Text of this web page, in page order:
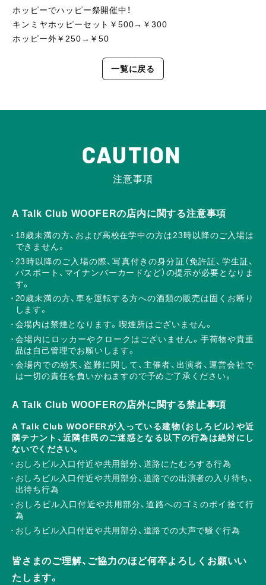
ホッピーでハッピー祭開催中！
キンミヤホッピーセット￥500→￥300
ホッピー外￥250→￥50
一覧に戻る
CAUTION
注意事項
A Talk Club WOOFERの店内に関する注意事項
18歳未満の方、および高校在学中の方は23時以降のご入場は
できません。
23時以降のご入場の際、写真付きの身分証（免許証、学生証、
パスポート、マイナンバーカードなど）の提示が必要となりま
す。
20歳未満の方、車を運転する方への酒類の販売は固くお断り
します。
会場内は禁煙となります。喫煙所はございません。
会場内にロッカーやクロークはございません。手荷物や貴重
品は自己管理でお願いします。
会場内での紛失、盗難に関して、主催者、出演者、運営会社で
は一切の責任を負いかねますので予めご了承ください。
A Talk Club WOOFERの店外に関する禁止事項
A Talk Club WOOFERが入っている建物（おしろビル）や近
隣テナント、近隣住民のご迷惑となる以下の行為は絶対にし
ないでください。
おしろビル入口付近や共用部分、道路にたむろする行為
おしろビル入口付近や共用部分、道路での出演者の入り待ち、
出待ち行為
おしろビル入口付近や共用部分、道路へのゴミのポイ捨て行
為
おしろビル入口付近や共用部分、道路での大声で騒ぐ行為
皆さまのご理解、ご協力のほど何卒よろしくお願いい
たします。